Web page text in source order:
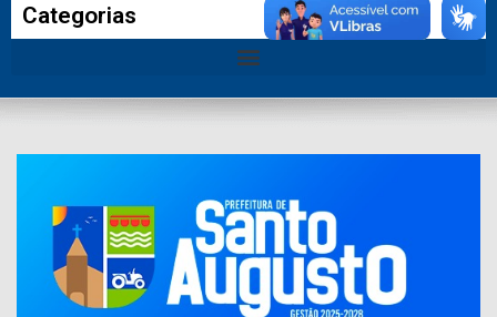
Categorias